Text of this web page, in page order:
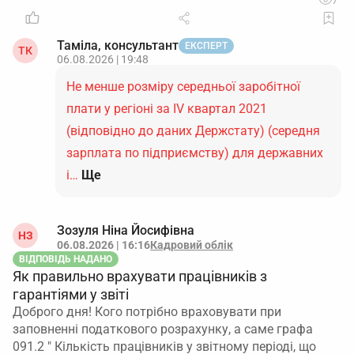
ТК Таміла, консультант ЕКСПЕРТ
06.08.2026 | 19:48
Не менше розміру середньої заробітної
плати у регіоні за IV квартал 2021
(відповідно до даних Держстату) (середня
зарплата по підприємству) для державних
і… Ще
НЗ Зозуля Ніна Йосифівна
06.08.2026 | 16:16Кадровий облік
ВІДПОВІДЬ НАДАНО
Як правильно врахувати працівників з
гарантіями у звіті
Доброго дня! Кого потрібно враховувати при
заповненні податкового розрахунку, а саме графа
091.2 " Кількість працівників у звітному періоді, що